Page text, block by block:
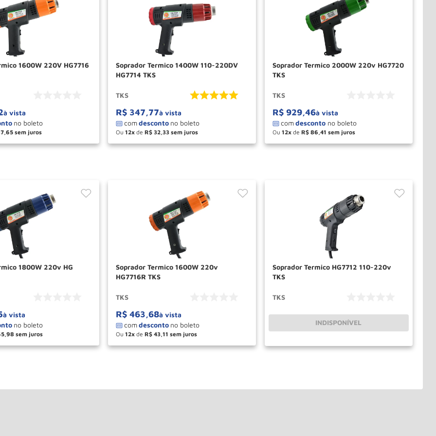
1600W 220V HG7716
à vista
, 65
＋ COMPRAR
Soprador Termico 1400W 110-220DV
HG7714 TKS
TKS
R$ 347,77à vista
Ou 12 de R$ 32, 33
＋
－ COMPRAR
Soprador Termico 2000W 220v HG7720
TKS
TKS
R$ 929,46à vista
Ou 12 de R$ 86 41
＋
－ COMPRAR
1800W 220v HG
à vista
, 98
＋ COMPRAR
Soprador Termico 1600W 220v
HG7716R TKS
TKS
R$ 463,68à vista
Ou 12 de R$ 43, 11
＋
－ COMPRAR
Soprador Termico HG7712 110-220v
TKS
TKS
INDISPONÍVEL